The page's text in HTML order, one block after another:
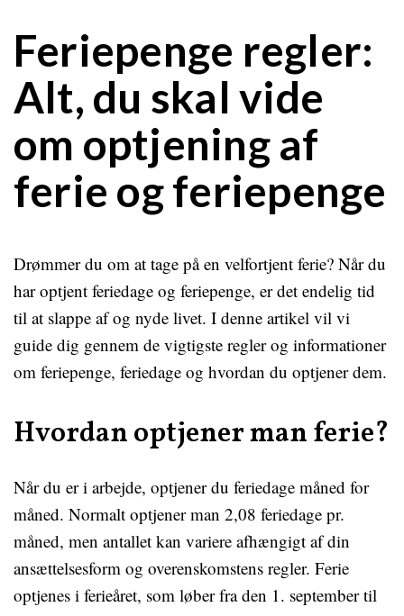
Feriepenge regler:
Alt, du skal vide
om optjening af
ferie og feriepenge
Drømmer du om at tage på en velfortjent ferie? Når du
har optjent feriedage og feriepenge, er det endelig tid
til at slappe af og nyde livet. I denne artikel vil vi
guide dig gennem de vigtigste regler og informationer
om feriepenge, feriedage og hvordan du optjener dem.
Hvordan optjener man ferie?
Når du er i arbejde, optjener du feriedage måned for
måned. Normalt optjener man 2,08 feriedage pr.
måned, men antallet kan variere afhængigt af din
ansættelsesform og overenskomstens regler. Ferie
optjenes i ferieåret, som løber fra den 1. september til